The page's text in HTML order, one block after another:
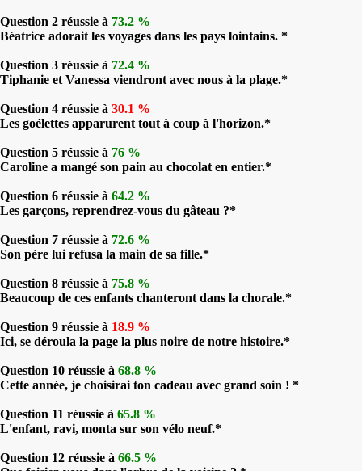
Question 2 réussie à 73.2 %
Béatrice adorait les voyages dans les pays lointains. *
Question 3 réussie à 72.4 %
Tiphanie et Vanessa viendront avec nous à la plage.*
Question 4 réussie à 30.1 %
Les goélettes apparurent tout à coup à l'horizon.*
Question 5 réussie à 76 %
Caroline a mangé son pain au chocolat en entier.*
Question 6 réussie à 64.2 %
Les garçons, reprendrez-vous du gâteau ?*
Question 7 réussie à 72.6 %
Son père lui refusa la main de sa fille.*
Question 8 réussie à 75.8 %
Beaucoup de ces enfants chanteront dans la chorale.*
Question 9 réussie à 18.9 %
Ici, se déroula la page la plus noire de notre histoire.*
Question 10 réussie à 68.8 %
Cette année, je choisirai ton cadeau avec grand soin ! *
Question 11 réussie à 65.8 %
L'enfant, ravi, monta sur son vélo neuf.*
Question 12 réussie à 66.5 %